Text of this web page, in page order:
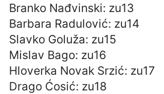
Branko Nađvinski: zu13
Barbara Radulović: zu14
Slavko Goluža: zu15
Mislav Bago: zu16
Hloverka Novak Srzić: zu17
Drago Ćosić: zu18